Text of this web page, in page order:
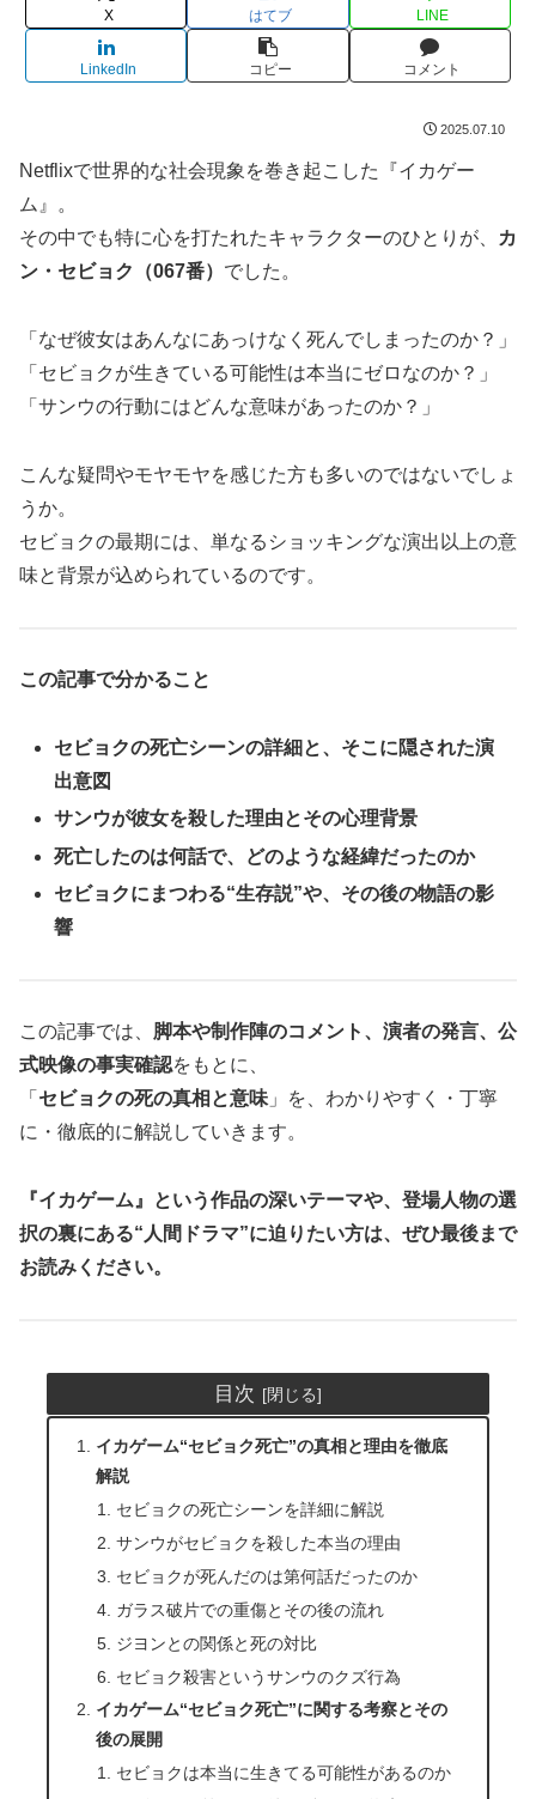
X はてブ LINE
LinkedIn コピー コメント
2025.07.10
Netflixで世界的な社会現象を巻き起こした『イカゲー
ム』。
その中でも特に心を打たれたキャラクターのひとりが、
カ
ン・セビョク（067番） でした。
「なぜ彼女はあんなにあっけなく死んでしまったのか？」
「セビョクが生きている可能性は本当にゼロなのか？」
「サンウの行動にはどんな意味があったのか？」
こんな疑問やモヤモヤを感じた方も多いのではないでしょ
うか。
セビョクの最期には、単なるショッキングな演出以上の意
味と背景が込められているのです。
この記事で分かること
セビョクの死亡シーンの詳細と、そこに隠された演
出意図
サンウが彼女を殺した理由とその心理背景
死亡したのは何話で、どのような経緯だったのか
セビョクにまつわる“生存説”や、その後の物語の影
響
この記事では、 脚本や制作陣のコメント、演者の発言、公
式映像の事実確認をもとに、
「 セビョクの死の真相と意味 」を、わかりやすく・丁寧
に・徹底的に解説していきます。
『イカゲーム』という作品の深いテーマや、登場人物の選
択の裏にある“人間ドラマ”に迫りたい方は、ぜひ最後まで
お読みください。
目次
イカゲーム“セビョク死亡”の真相と理由を徹底
解説
セビョクの死亡シーンを詳細に解説
サンウがセビョクを殺した本当の理由
セビョクが死んだのは第何話だったのか
ガラス破片での重傷とその後の流れ
ジヨンとの関係と死の対比
セビョク殺害というサンウのクズ行為
イカゲーム“セビョク死亡”に関する考察とその
後の展開
セビョクは本当に生きてる可能性があるのか